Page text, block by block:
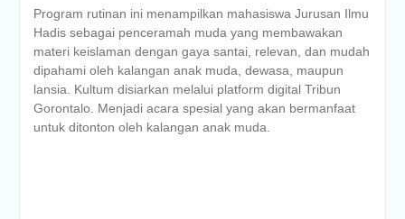
Program rutinan ini menampilkan mahasiswa Jurusan Ilmu
Hadis sebagai penceramah muda yang membawakan
materi keislaman dengan gaya santai, relevan, dan mudah
dipahami oleh kalangan anak muda, dewasa, maupun
lansia. Kultum disiarkan melalui platform digital Tribun
Gorontalo. Menjadi acara spesial yang akan bermanfaat
untuk ditonton oleh kalangan anak muda.